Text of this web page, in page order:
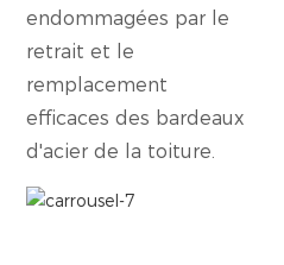
endommagées par le
retrait et le
remplacement
efficaces des bardeaux
d'acier de la toiture.